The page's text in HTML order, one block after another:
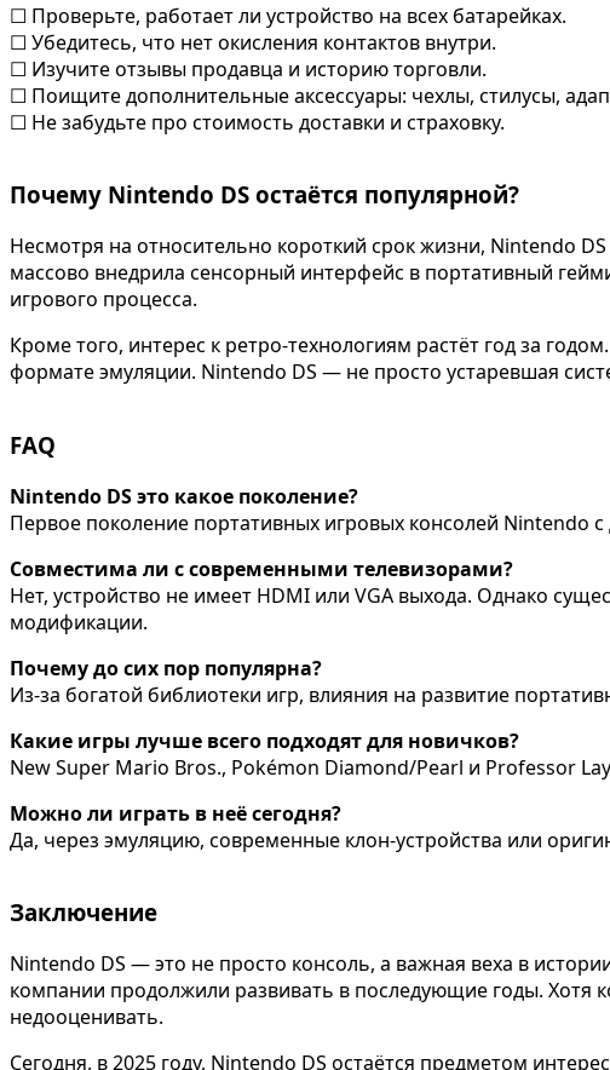
☐ Проверьте, работает ли устройство на всех батарейках.
☐ Убедитесь, что нет окисления контактов внутри.
☐ Изучите отзывы продавца и историю торговли.
☐ Поищите дополнительные аксессуары: чехлы, стилусы,
☐ Не забудьте про стоимость доставки и страховку.
Почему Nintendo DS остаётся популярной?
Несмотря на относительно короткий срок жизни, Nintendo
массово внедрила сенсорный интерфейс в портативный
игрового процесса.
Кроме того, интерес к ретро-технологиям растёт год за
формате эмуляции. Nintendo DS — не просто устаревшая
FAQ
Nintendo DS это какое поколение?
Первое поколение портативных игровых консолей Nintendo
Совместима ли с современными телевизорами?
Нет, устройство не имеет HDMI или VGA выхода. Однако
модификации.
Почему до сих пор популярна?
Из-за богатой библиотеки игр, влияния на развитие
Какие игры лучше всего подходят для новичков?
New Super Mario Bros., Pokémon Diamond/Pearl и Professor
Можно ли играть в неё сегодня?
Да, через эмуляцию, современные клон-устройства или
Заключение
Nintendo DS — это не просто консоль, а важная веха в
компании продолжили развивать в последующие годы. Хотя
недооценивать.
Сегодня, в 2025 году, Nintendo DS остаётся предметом